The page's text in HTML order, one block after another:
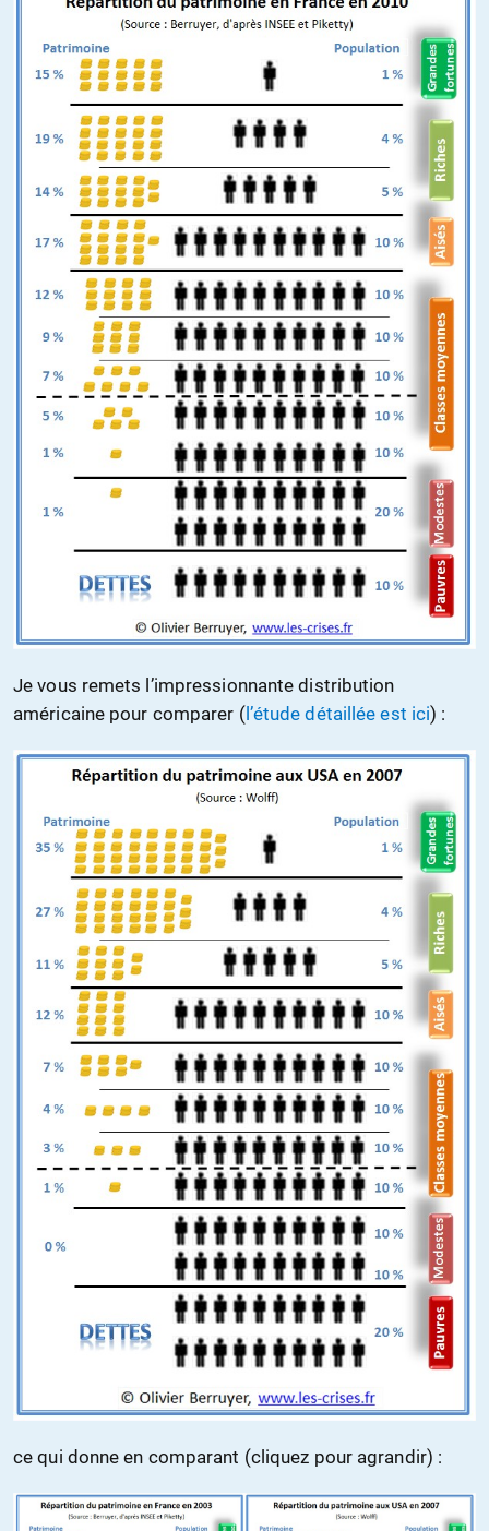
Je vous remets l’impressionnante distribution
américaine pour comparer (l’étude détaillée est ici) :
ce qui donne en comparant (cliquez pour agrandir) :